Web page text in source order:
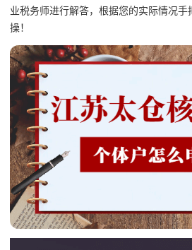
业税务师进行解答，根据您的实际情况
操！